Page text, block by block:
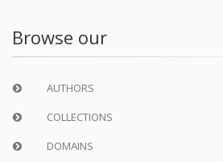
Browse our
AUTHORS
COLLECTIONS
DOMAINS